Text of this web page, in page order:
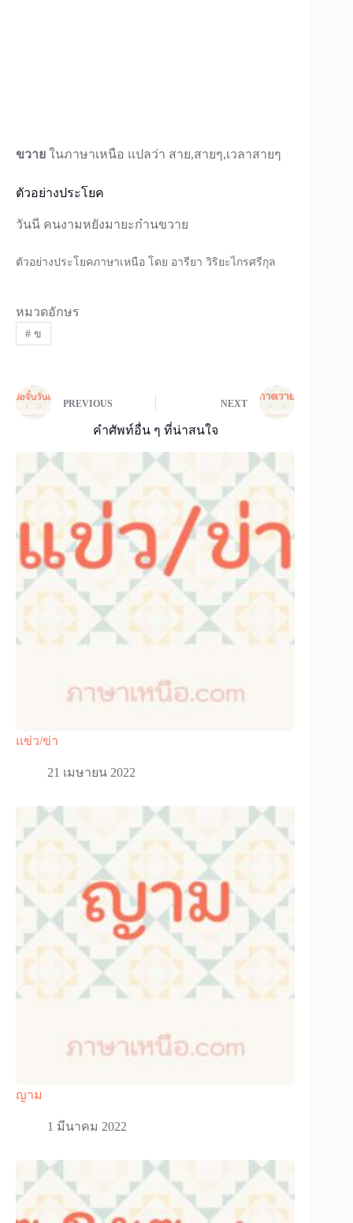
ขวาย ในภาษาเหนือ แปลว่า สาย,สายๆ,เวลาสายๆ
ตัวอย่างประโยค
วันนี คนงามหยังมายะก๋านขวาย
ตัวอย่างประโยคภาษาเหนือ โดย อารียา วิริยะไกรศรีกุล
หมวดอักษร
#ข
PREVIOUS NEXT
คำศัพท์อื่น ๆ ที่น่าสนใจ
แข่ว/ข่า
21 เมษายน 2022
ญาม
1 มีนาคม 2022